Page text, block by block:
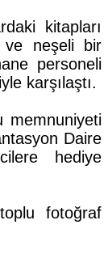
kitapları
ve neşeli bir
personeli
karşılaştı.
memnuniyeti
Daire
hediye
fotoğraf